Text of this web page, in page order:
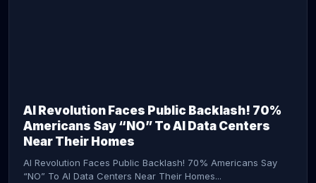
AI Revolution Faces Public Backlash! 70%
Americans Say “NO” To AI Data Centers
Near Their Homes
AI Revolution Faces Public Backlash! 70% Americans Say
“NO” To AI Data Centers Near Their Homes...